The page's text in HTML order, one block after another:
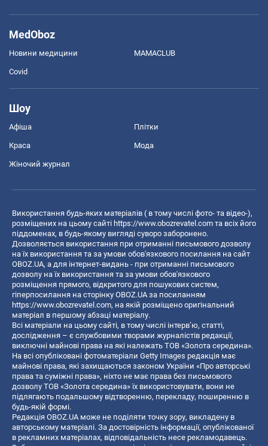
MedOboz
Новини медицини MAMACLUB
Covid
Шоу
Афіша Плітки
Краса Мода
Жіночий журнал
Використання будь-яких матеріалів ( в тому числі фото- та відео-),
розміщених на цьому сайті https://www.obozrevatel.com та всіх його
піддоменах, в будь-якому вигляді суворо заборонено.
Дозволяється використання при отриманні письмового дозволу
на їх використання та за умови обов'язкового посилання на сайт
OBOZ.UA, а для інтернет-видань - при отриманні письмового
дозволу на їх використання та за умови обов'язкового
розміщення прямого, відкритого для пошукових систем,
гіперпосилання на сторінку OBOZ.UA за посиланням
https://www.obozrevatel.com, на якій розміщено оригінальний
матеріал в першому абзаці матеріалу.
Всі матеріали на цьому сайті, в тому числі інтерв’ю, статті,
дослідження – є службовими творами журналістів редакції,
виключні майнові права на які належать ТОВ «Золота середина».
На всі опубліковані фотоматеріали Getty Images редакція має
майнові права, які захищаються законом України «Про авторські
права та суміжні права», ніхто не має права без письмового
дозволу ТОВ «Золота середина» їх використовувати, вони не
підлягають подальшому відтворенню, перекладу, поширенню в
будь-якій формі.
Редакція OBOZ.UA може не поділяти точку зору, викладену в
авторському матеріалі. За достовірність інформації, опублікованої
в рекламних матеріалах, відповідальність несе рекламодавець.